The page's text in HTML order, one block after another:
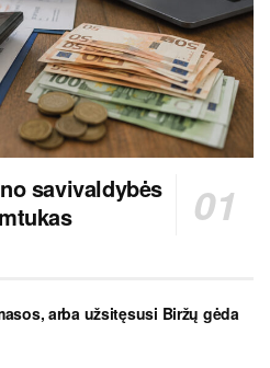
savivaldybės
arba užsitęsusi Biržų gėda